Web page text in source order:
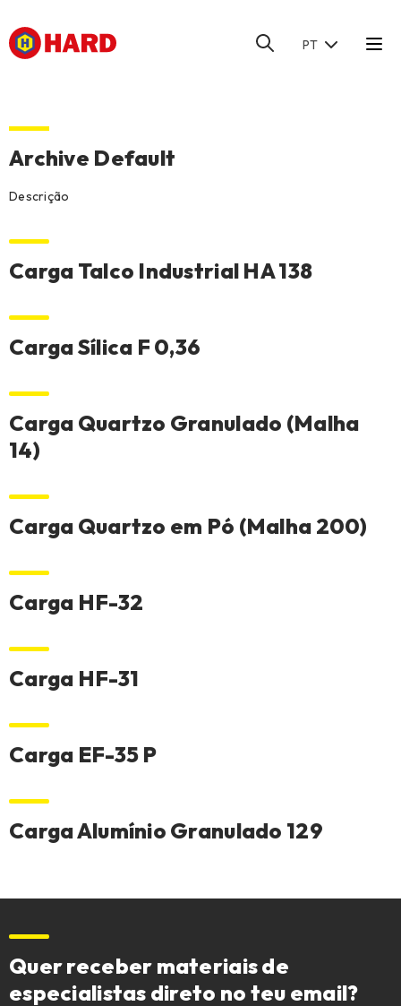
PT
Archive Default
Descrição
Carga Talco Industrial HA 138
Carga Sílica F 0,36
Carga Quartzo Granulado (Malha
14)
Carga Quartzo em Pó (Malha 200)
Carga HF-32
Carga HF-31
Carga EF-35 P
Carga Alumínio Granulado 129
Quer receber materiais de
especialistas direto no teu email?